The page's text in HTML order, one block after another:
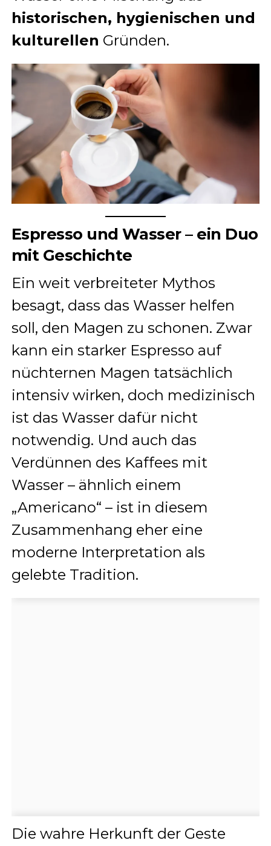
historischen, hygienischen und
kulturellen Gründen.
Espresso und Wasser – ein Duo
mit Geschichte
Ein weit verbreiteter Mythos
besagt, dass das Wasser helfen
soll, den Magen zu schonen. Zwar
kann ein starker Espresso auf
nüchternen Magen tatsächlich
intensiv wirken, doch medizinisch
ist das Wasser dafür nicht
notwendig. Und auch das
Verdünnen des Kaffees mit
Wasser – ähnlich einem
„Americano“ – ist in diesem
Zusammenhang eher eine
moderne Interpretation als
gelebte Tradition.
Die wahre Herkunft der Geste